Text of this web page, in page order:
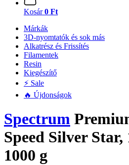
Kosár 0 Ft
Márkák
3D-nyomtatók és sok más
Alkatrész és Frissítés
Filamentek
Resin
Kiegészítő
⚡ Sale
🔥 Újdonságok
Spectrum
Speed Silver Star,
1000 g